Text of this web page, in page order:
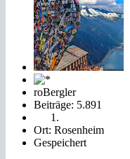
roBergler
Beiträge: 5.891
Ort: Rosenheim
Gespeichert